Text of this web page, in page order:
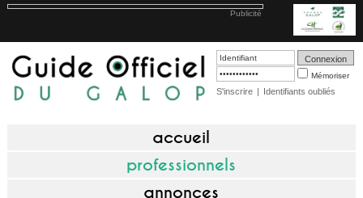
Publicité
Mémoriser
S'inscrire | Identifiants oubliés
accueil
professionnels
annonces